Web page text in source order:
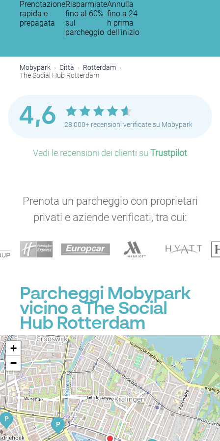
Prenotazione
rapida e
prepagata
Risparmiate
fino al 60%
sul
parcheggio
Annulla
fino a 24
h prima
dell’inizio
Mobypark Città
Rotterdam
The Social Hub Rotterdam
4,6 28.000+ recensioni verificate su Mobypark
Vedi le recensioni dei clienti su Trustpilot
Prenota un parcheggio con proprietari
privati e aziende verificati, tra cui:
Parcheggi Mobypark
vicino a The Social
Hub Rotterdam
P
P
+
−